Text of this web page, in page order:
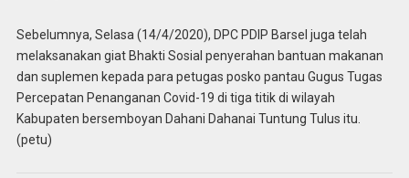
Sebelumnya, Selasa (14/4/2020), DPC PDIP Barsel juga telah
melaksanakan giat Bhakti Sosial penyerahan bantuan makanan
dan suplemen kepada para petugas posko pantau Gugus Tugas
Percepatan Penanganan Covid-19 di tiga titik di wilayah
Kabupaten bersemboyan Dahani Dahanai Tuntung Tulus itu.
(petu)